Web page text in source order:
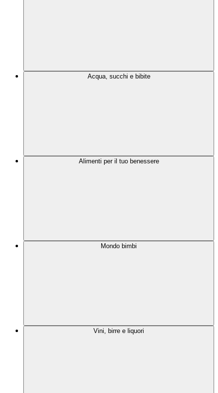
Acqua, succhi e bibite
Alimenti per il tuo benessere
Mondo bimbi
Vini, birre e liquori